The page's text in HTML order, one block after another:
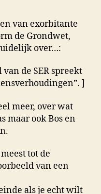
van exorbitante
de Grondwet,
over…:
de SER spreekt
]
meer, over wat
maar ook Bos en
tot de
van een
als je echt wilt